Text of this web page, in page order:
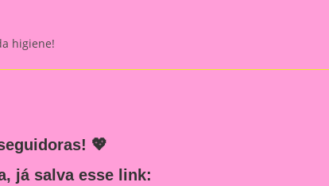
higiene!
💖
já salva esse link: